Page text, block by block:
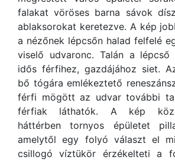
falakat vöröses barna sávok
ablaksorokat keretezve. A kép
a nézőnek lépcsőn halad felfelé
viselő udvaronc. Talán a
idős férfihez, gazdájához siet.
bő tógára emlékeztető
férfi mögött az udvar további
férfiak láthatók. A kép
háttérben tornyos épületet
amelytől egy folyó választ el
csillogó víztükör érzékelteti a